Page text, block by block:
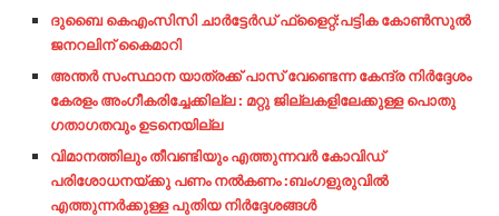
ദുബൈ കെഎംസിസി ചാര്‍ട്ടേര്‍ഡ് ഫ്‌ളൈറ്റ്:പട്ടിക കോണ്‍സുല്‍
ജനറലിന് കൈമാറി
അന്തര്‍ സംസ്ഥാന യാത്രക്ക് പാസ് വേണ്ടെന്ന കേന്ദ്ര നിര്‍ദ്ദേശം
കേരളം അംഗീകരിച്ചേക്കില്ല : മറ്റു ജില്ലകളിലേക്കുള്ള പൊതു
ഗതാഗതവും ഉടനെയില്ല
വിമാനത്തിലും തീവണ്ടിയും എത്തുന്നവർ കോവിഡ്
പരിശോധനയ്ക്കു പണം നൽകണം :ബംഗളുരുവിൽ
എത്തുന്നർക്കുള്ള പുതിയ നിർദ്ദേശങ്ങൾ